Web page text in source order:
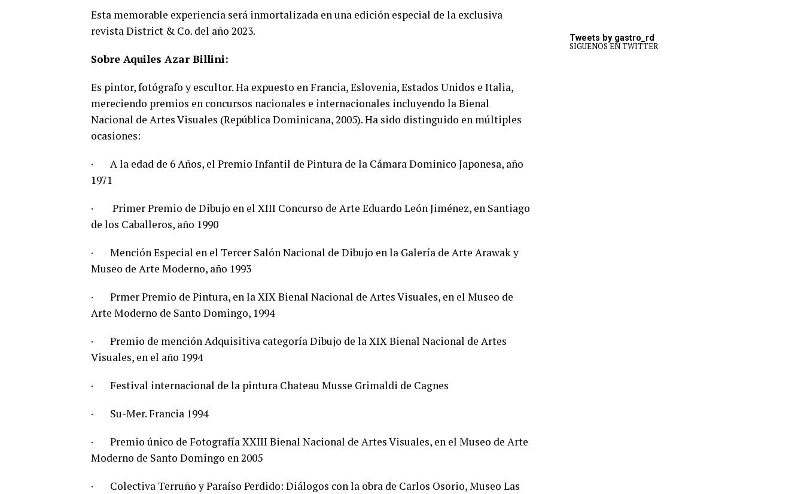
Esta memorable experiencia será inmortalizada en una edición especial de la exclusiva
revista District & Co. del año 2023.
Sobre Aquiles Azar Billini:
Es pintor, fotógrafo y escultor. Ha expuesto en Francia, Eslovenia, Estados Unidos e Italia,
mereciendo premios en concursos nacionales e internacionales incluyendo la Bienal
Nacional de Artes Visuales (República Dominicana, 2005).Ha sido distinguido en múltiples
ocasiones:
· A la edad de 6 Años, el Premio Infantil de Pintura de la Cámara Dominico Japonesa, año
1971
· Primer Premio de Dibujo en el XIII Concurso de Arte Eduardo León Jiménez, en Santiago
de los Caballeros, año 1990
· Mención Especial en el Tercer Salón Nacional de Dibujo en la Galería de Arte Arawak y
Museo de Arte Moderno, año 1993
· Prmer Premio de Pintura, en la XIX Bienal Nacional de Artes Visuales, en el Museo de
Arte Moderno de Santo Domingo, 1994
· Premio de mención Adquisitiva categoría Dibujo de la XIX Bienal Nacional de Artes
Visuales, en el año 1994
· Festival internacional de la pintura Chateau Musse Grimaldi de Cagnes
· Su-Mer. Francia 1994
· Premio único de Fotografía XXIII Bienal Nacional de Artes Visuales, en el Museo de Arte
Moderno de Santo Domingo en 2005
· Colectiva Terruño y Paraíso Perdido: Diálogos con la obra de Carlos Osorio, Museo Las
Tweets by gastro_rd
SIGUENOS EN TWITTER